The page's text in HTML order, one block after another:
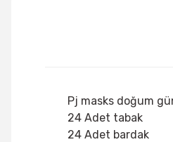
Pj masks doğum
24 Adet tabak
24 Adet bardak